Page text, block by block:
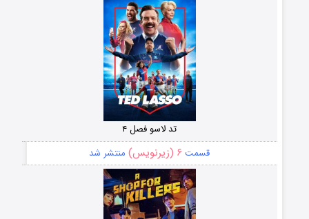
تد لاسو فصل ۴
قسمت ۶ (زیرنویس) منتشر شد